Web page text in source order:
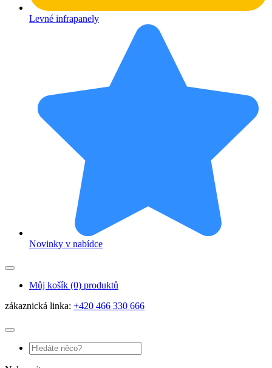
Levné infrapanely
Novinky v nabídce
Můj košík (0) produktů
zákaznická linka: +420 466 330 666